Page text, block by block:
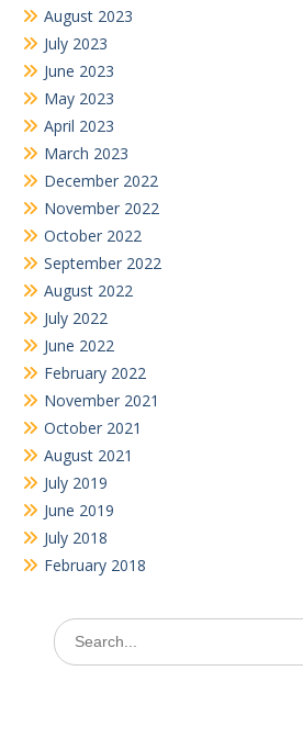
August 2023
July 2023
June 2023
May 2023
April 2023
March 2023
December 2022
November 2022
October 2022
September 2022
August 2022
July 2022
June 2022
February 2022
November 2021
October 2021
August 2021
July 2019
June 2019
July 2018
February 2018
Search
for: